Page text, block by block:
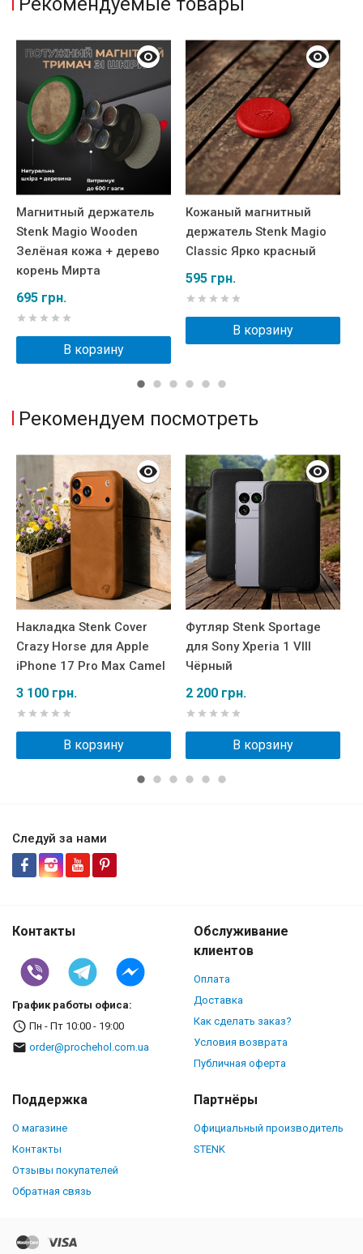
Магнитный держатель
Stenk Magio Wooden
Зелёная кожа + дерево
корень Мирта
695 грн.
В корзину
Кожаный магнитный
держатель Stenk Magio
Classic Ярко красный
595 грн.
В корзину
Рекомендуем посмотреть
Накладка Stenk Cover
Crazy Horse для Apple
iPhone 17 Pro Max Cаmel
3 100 грн.
В корзину
Футляр Stenk Sportage
для Sony Xperia 1 VIII
Чёрный
2 200 грн.
В корзину
Следуй за нами
Контакты
График работы офиса:
Пн - Пт 10:00 - 19:00
order@prochehol.com.ua
Обслуживание
клиентов
Оплата
Доставка
Как сделать заказ?
Условия возврата
Публичная оферта
Поддержка
О магазине
Контакты
Отзывы покупателей
Обратная связь
Партнёры
Официальный производитель
STENK